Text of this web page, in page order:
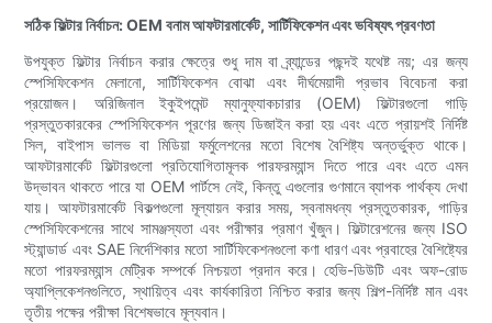
সঠিক ফিল্টার নির্বাচন: OEM বনাম আফটারমার্কেট, সার্টিফিকেশন এবং ভবিষ্যৎ প্রবণতা
উপযুক্ত ফিল্টার নির্বাচন করার ক্ষেত্রে শুধু দাম বা ব্র্যান্ডের পছন্দই যথেষ্ট নয়; এর জন্য
স্পেসিফিকেশন মেলানো, সার্টিফিকেশন বোঝা এবং দীর্ঘমেয়াদী প্রভাব বিবেচনা করা
প্রয়োজন। অরিজিনাল ইকুইপমেন্ট ম্যানুফ্যাকচারার (OEM) ফিল্টারগুলো গাড়ি
প্রস্তুতকারকের স্পেসিফিকেশন পূরণের জন্য ডিজাইন করা হয় এবং এতে প্রায়শই নির্দিষ্ট
সিল, বাইপাস ভালভ বা মিডিয়া ফর্মুলেশনের মতো বিশেষ বৈশিষ্ট্য অন্তর্ভুক্ত থাকে।
আফটারমার্কেট ফিল্টারগুলো প্রতিযোগিতামূলক পারফরম্যান্স দিতে পারে এবং এতে এমন
উদ্ভাবন থাকতে পারে যা OEM পার্টসে নেই, কিন্তু এগুলোর গুণমানে ব্যাপক পার্থক্য দেখা
যায়। আফটারমার্কেট বিকল্পগুলো মূল্যায়ন করার সময়, স্বনামধন্য প্রস্তুতকারক, গাড়ির
স্পেসিফিকেশনের সাথে সামঞ্জস্যতা এবং পরীক্ষার প্রমাণ খুঁজুন। ফিল্টারেশনের জন্য ISO
স্ট্যান্ডার্ড এবং SAE নির্দেশিকার মতো সার্টিফিকেশনগুলো কণা ধারণ এবং প্রবাহের বৈশিষ্ট্যের
মতো পারফরম্যান্স মেট্রিক সম্পর্কে নিশ্চয়তা প্রদান করে। হেভি-ডিউটি ​​এবং অফ-রোড
অ্যাপ্লিকেশনগুলিতে, স্থায়িত্ব এবং কার্যকারিতা নিশ্চিত করার জন্য শিল্প-নির্দিষ্ট মান এবং
তৃতীয় পক্ষের পরীক্ষা বিশেষভাবে মূল্যবান।